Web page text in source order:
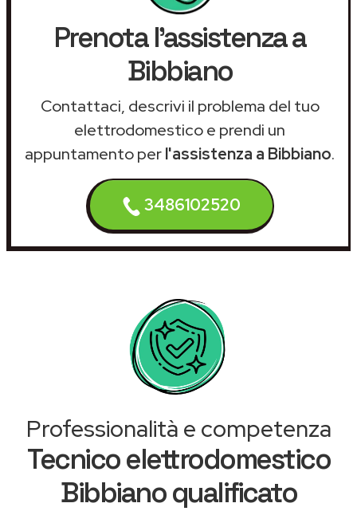
Prenota l'assistenza a
Bibbiano
Contattaci, descrivi il problema del tuo
elettrodomestico e prendi un
appuntamento perl'assistenza a Bibbiano.
3486102520
Professionalità e competenza
Tecnico elettrodomestico
Bibbiano qualificato